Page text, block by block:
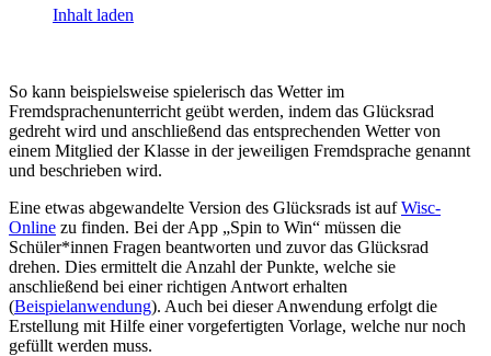
Inhalt laden
So kann beispielsweise spielerisch das Wetter im
Fremdsprachenunterricht geübt werden, indem das Glücksrad
gedreht wird und anschließend das entsprechenden Wetter von
einem Mitglied der Klasse in der jeweiligen Fremdsprache genannt
und beschrieben wird.
Eine etwas abgewandelte Version des Glücksrads ist aufWisc-
Online zu finden. Bei der App „Spin to Win“ müssen die
Schüler*innen Fragen beantworten und zuvor das Glücksrad
drehen. Dies ermittelt die Anzahl der Punkte, welche sie
anschließend bei einer richtigen Antwort erhalten
(Beispielanwendung). Auch bei dieser Anwendung erfolgt die
Erstellung mit Hilfe einer vorgefertigten Vorlage, welche nur noch
gefüllt werden muss.